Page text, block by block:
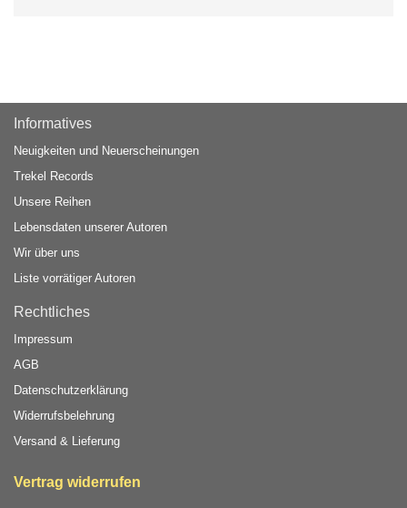
Informatives
Neuigkeiten und Neuerscheinungen
Trekel Records
Unsere Reihen
Lebensdaten unserer Autoren
Wir über uns
Liste vorrätiger Autoren
Rechtliches
Impressum
AGB
Datenschutzerklärung
Widerrufsbelehrung
Versand & Lieferung
Vertrag widerrufen